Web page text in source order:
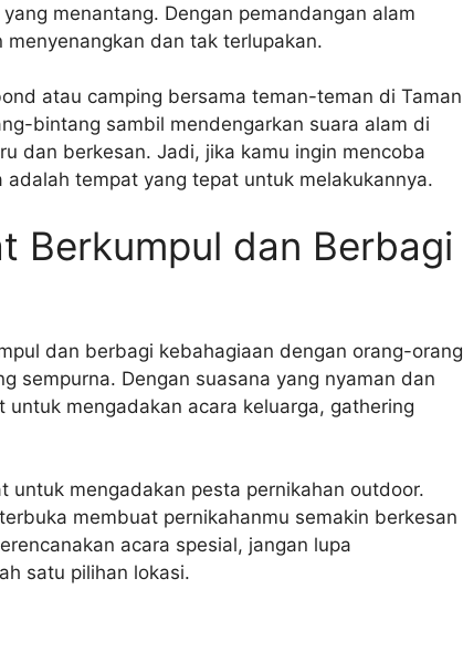
menantang. Dengan pemandangan alam
dan tak terlupakan.
atau camping bersama teman-teman di Taman
bintang sambil mendengarkan suara alam di
dan berkesan. Jadi, jika kamu ingin mencoba
tempat yang tepat untuk melakukannya.
Berkumpul dan Berbagi
dan berbagi kebahagiaan dengan orang-orang
sempurna. Dengan suasana yang nyaman dan
mengadakan acara keluarga, gathering
untuk mengadakan pesta pernikahan outdoor.
membuat pernikahanmu semakin berkesan
acara spesial, jangan lupa
satu pilihan lokasi.